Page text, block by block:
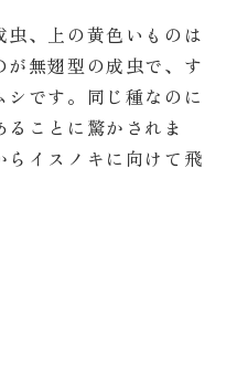
、上の黄色いものは
無翅型の成虫で、す
です。同じ種なのに
ことに驚かされま
イスノキに向けて飛